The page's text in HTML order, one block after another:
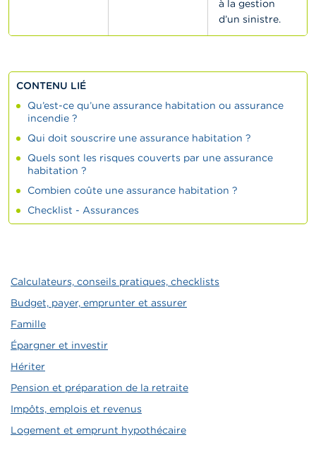
à la gestion
d’un sinistre.
CONTENU LIÉ
Qu’est-ce qu’une assurance habitation ou assurance
incendie ?
Qui doit souscrire une assurance habitation ?
Quels sont les risques couverts par une assurance
habitation ?
Combien coûte une assurance habitation ?
Checklist - Assurances
Calculateurs, conseils pratiques, checklists
Budget, payer, emprunter et assurer
Famille
Épargner et investir
Hériter
Pension et préparation de la retraite
Impôts, emplois et revenus
Logement et emprunt hypothécaire